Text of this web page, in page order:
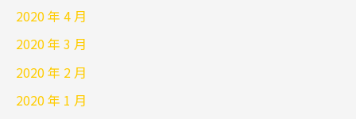
2020 年 4 月
2020 年 3 月
2020 年 2 月
2020 年 1 月